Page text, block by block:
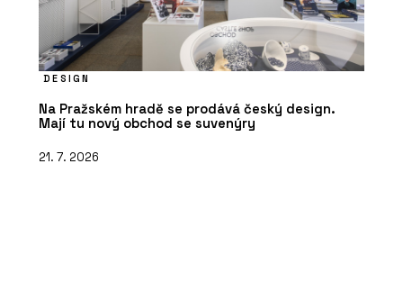
DESIGN
Na Pražském hradě se prodává český design.
Mají tu nový obchod se suvenýry
21. 7. 2026